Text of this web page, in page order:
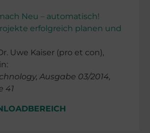
Neu – automa­tisch!
erfolg­reich planen und
Uwe Kaiser (pro et con),
Ausgabe 03/2014,
41